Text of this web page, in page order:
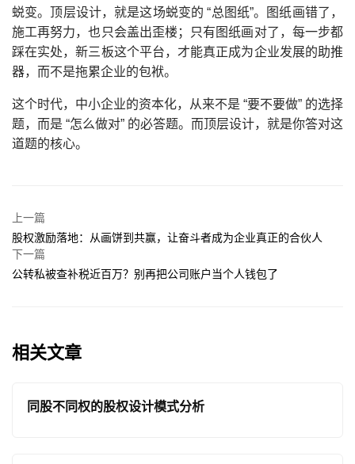
蜕变。顶层设计，就是这场蜕变的 “总图纸”。图纸画错了，
施工再努力，也只会盖出歪楼；只有图纸画对了，每一步都
踩在实处，新三板这个平台，才能真正成为企业发展的助推
器，而不是拖累企业的包袱。
这个时代，中小企业的资本化，从来不是 “要不要做” 的选择
题，而是 “怎么做对” 的必答题。而顶层设计，就是你答对这
道题的核心。
上一篇
股权激励落地：从画饼到共赢，让奋斗者成为企业真正的合伙人
下一篇
公转私被查补税近百万？别再把公司账户当个人钱包了
相关文章
同股不同权的股权设计模式分析